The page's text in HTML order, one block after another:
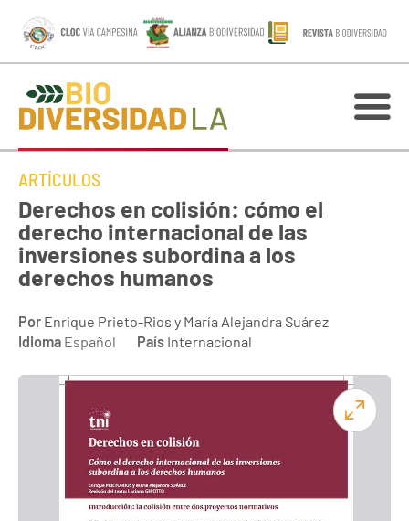
ARTÍCULOS
Derechos en colisión: cómo el
derecho internacional de las
inversiones subordina a los
derechos humanos
Por Enrique Prieto-Rios y María Alejandra Suárez
Idioma Español País Internacional